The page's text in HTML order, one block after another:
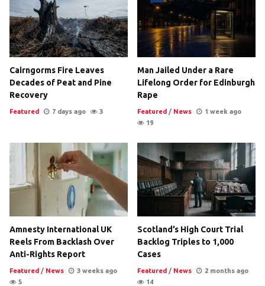
Cairngorms Fire Leaves
Decades of Peat and Pine
Recovery
Featured 7 days ago 3
Man Jailed Under a Rare
Lifelong Order for Edinburgh
Rape
Featured / News
1 week ago
19
Amnesty International UK
Reels From Backlash Over
Anti-Rights Report
Featured / News
3 weeks ago
5
Scotland’s High Court Trial
Backlog Triples to 1,000
Cases
Featured / News
2 months ago
14